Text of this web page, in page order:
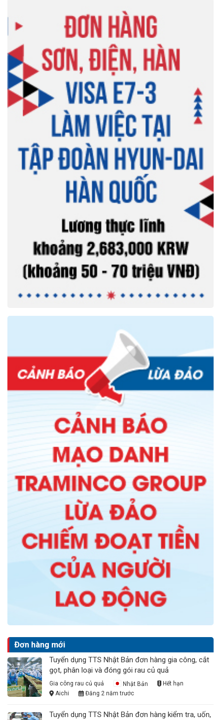
Đơn hàng mới
Tuyển dụng TTS Nhật Bản đơn hàng gia công, cắt
gọt, phân loại và đóng gói rau củ quả
Gia công rau củ quả Nhật Bản
Hết hạn
Aichi
Đăng 2 năm trước
Tuyển dụng TTS Nhật Bản đơn hàng kiểm tra, uốn,